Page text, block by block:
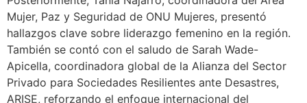
Mujer, Paz y Seguridad de ONU Mujeres, presentó
hallazgos clave sobre liderazgo femenino en la región.
También se contó con el saludo de Sarah Wade-
Apicella, coordinadora global de la Alianza del Sector
Privado para Sociedades Resilientes ante Desastres,
ARISE, reforzando el enfoque internacional del